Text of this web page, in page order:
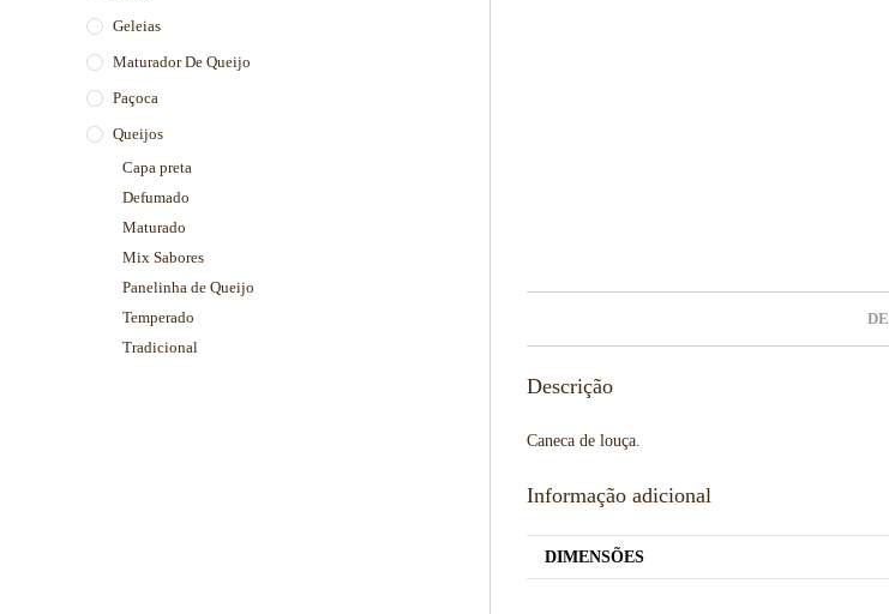
Descrição
Caneca de louça.
Informação adicional
DIMENSÕES
Geleias
Maturador De Queijo
Paçoca
Queijos
Capa preta
Defumado
Maturado
Mix Sabores
Panelinha de Queijo
Temperado
Tradicional